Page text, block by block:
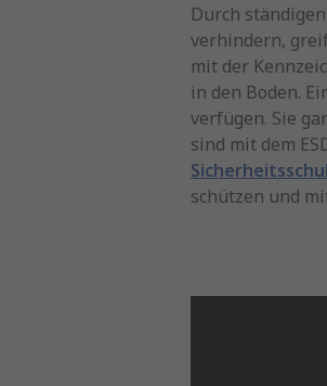
Durch
verhindern,
mit der
in den Boden.
verfügen. Sie
sind mit dem
schützen und